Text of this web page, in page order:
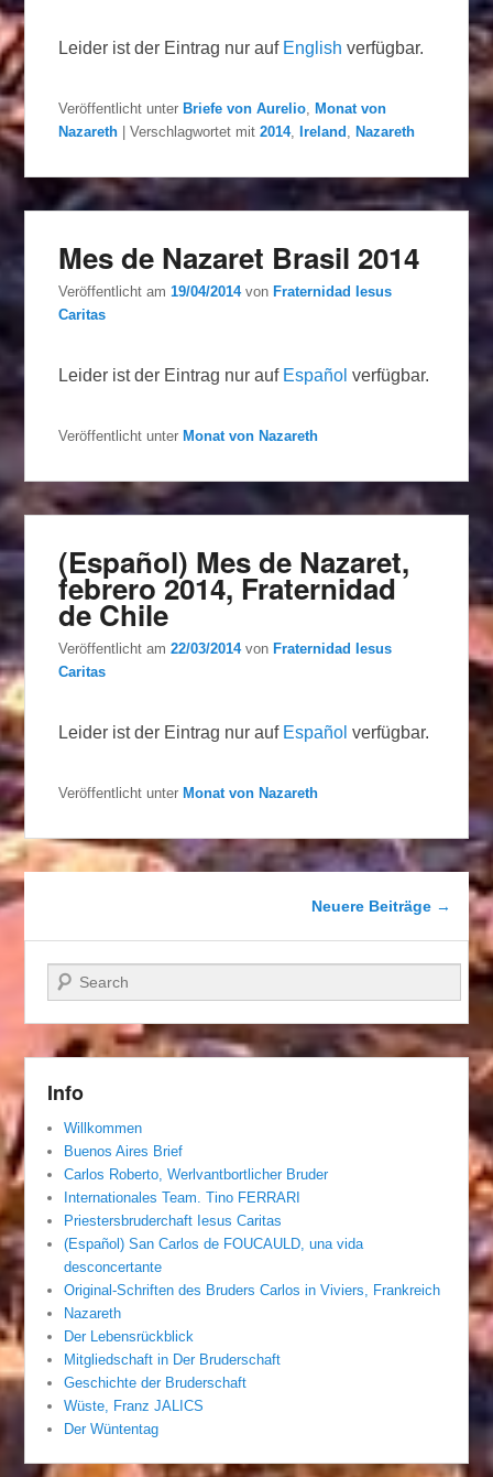
Leider ist der Eintrag nur auf English verfügbar.
Veröffentlicht unter Briefe von Aurelio
Monat von
Nazareth
|Verschlagwortet mit 2014, Ireland Nazareth
Mes de Nazaret Brasil 2014
Veröffentlicht am19/04/2014 von Fraternidad Iesus
Caritas
Leider ist der Eintrag nur auf Español verfügbar.
Veröffentlicht unter Monat von Nazareth
(Español) Mes de Nazaret,
febrero 2014, Fraternidad
de Chile
Veröffentlicht am22/03/2014 vonFraternidad Iesus
Caritas
Leider ist der Eintrag nur auf Español verfügbar.
Veröffentlicht unter Monat von Nazareth
Neuere Beiträge →
Suchen
Info
Willkommen
Buenos Aires Brief
Carlos Roberto, Werlvantbortlicher Bruder
Internationales Team. Tino FERRARI
Priestersbruderchaft Iesus Caritas
(Español) San Carlos de FOUCAULD, una vida
desconcertante
Original-Schriften des Bruders Carlos in Viviers, Frankreich
Nazareth
Der Lebensrückblick
Mitgliedschaft in Der Bruderschaft
Geschichte der Bruderschaft
Wüste, Franz JALICS
Der Wüntentag